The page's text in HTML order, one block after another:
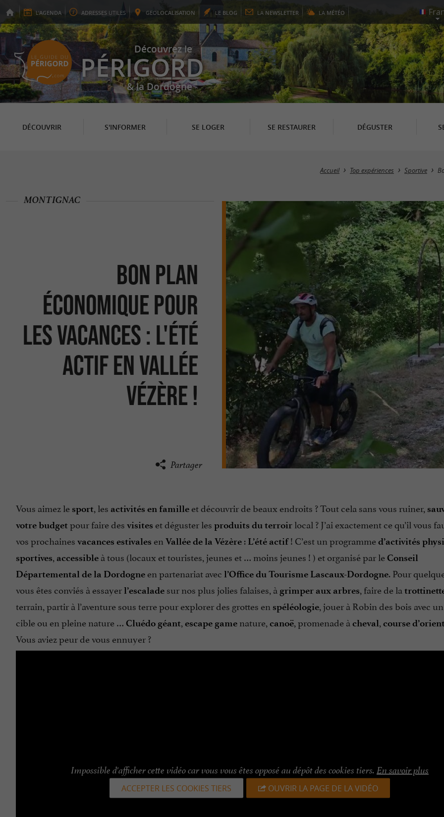
L'AGENDA ADRESSES UTILES GEOLOCALISATION LE BLOG LA NEWSLETTER LA MÉTÉO
Découvrez le
PÉRIGORD
& la Dordogne
DÉCOUVRIR S'INFORMER SE LOGER SE RESTAURER DÉGUSTER
Accueil Top expériences Sportive
Bon plan
économique pour
les vacances : L'été
Actif en Vallée
Vézère !
MONTIGNAC
Partager
Vous aimez le sport, les activités en famille et découvrir de beaux endroits ? Tout cela sans vous ruiner,
votre budget pour faire des visites et déguster les produits du terroir local ? J’ai exactement ce qu’il vous
vos prochaines vacances estivales en Vallée de la Vézère : L’été actif! C’est un programmed’activités
sportives, accessible à tous (locaux et touristes, jeunes et … moins jeunes ! ) et organisé par leConseil
Départemental de la Dordogne en partenariat avec l’Office du Tourisme Lascaux-Dordogne. Pour
vous êtes conviés à essayerl’escalade sur nos plus jolies falaises, à grimper aux arbres, faire de la
terrain, partir à l’aventure sous terre pour explorer des grottes en spéléologie, jouer à Robin des bois avec un
cible ou en pleine nature … Cluédo géant, escape game nature, canoë, promenade à cheval, course
Vous aviez peur de vous ennuyer ?
Impossible d'afficher cette vidéo car vous vous êtes opposé au dépôt des cookies tiers. En savoir plus
ACCEPTER LES COOKIES TIERS OUVRIR LA PAGE DE LA VIDÉO